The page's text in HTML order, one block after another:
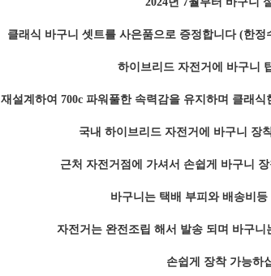
클래식 바구니 셋트를 사은품으로 증정합니다 (한
하이브리드 자전거에 바구니
재설계하여 700c 파워풀한 속력감을 유지하며 클래
국내 하이브리드 자전거에 바구니 장
근처 자전거점에 가셔서 손쉽게 바구니
바구니는 택배 부피와 배송비
자전거는 완전조립 해서 발송 되며 바구
손쉽게 장착 가능하